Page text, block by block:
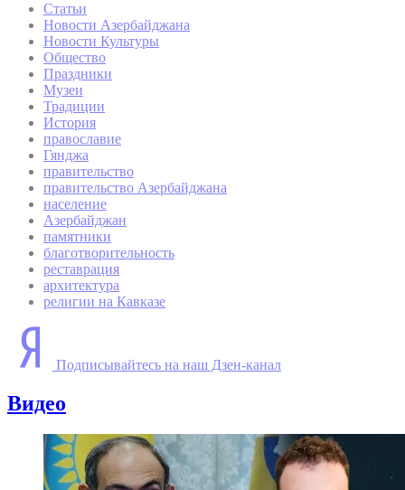
Статьи
Новости Азербайджана
Новости Культуры
Общество
Праздники
Музеи
Традиции
История
православие
Гянджа
правительство
правительство Азербайджана
население
Азербайджан
памятники
благотворительность
реставрация
архитектура
религии на Кавказе
Подписывайтесь на наш Дзен-канал
Видео